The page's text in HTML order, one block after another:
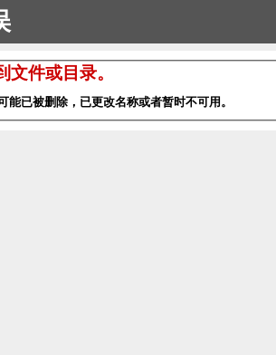
文件或目录。
能已被删除，已更改名称或者暂时不可用。